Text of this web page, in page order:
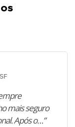
mais seguro
Após o…”